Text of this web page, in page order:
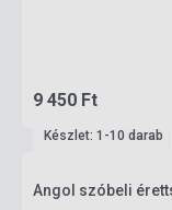
9 450 Ft
Készlet: 1-10 darab
Angol szóbeli